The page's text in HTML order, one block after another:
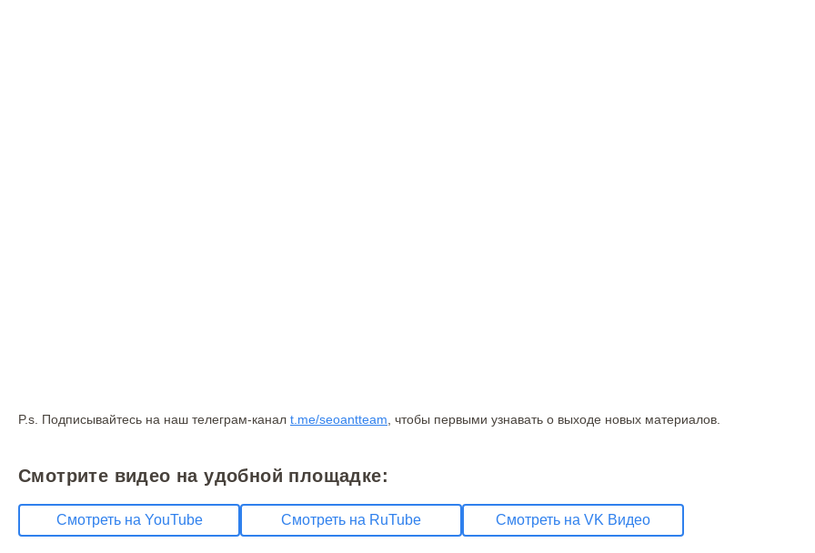
P.s. Подписывайтесь на наш телеграм-канал t.me/seoantteam , чтобы первыми узнавать о выходе новых материалов.
Смотрите видео на удобной площадке:
Смотреть на YouTube Смотреть на RuTube Смотреть на VK Видео